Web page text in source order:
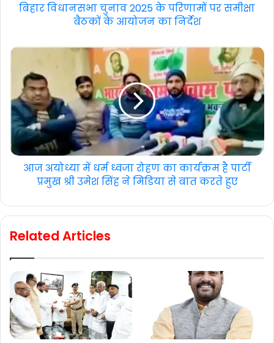
बिहार विधानसभा चुनाव 2025 के परिणामों पर समीक्षा
बैठकों के आयोजन का निर्देश
आज अयोध्या में धर्म ध्वजा रोहण का कार्यक्रम है पार्टी
प्रमुख श्री उमेश सिंह ने मिडिया से बात करते हुए
Related Articles